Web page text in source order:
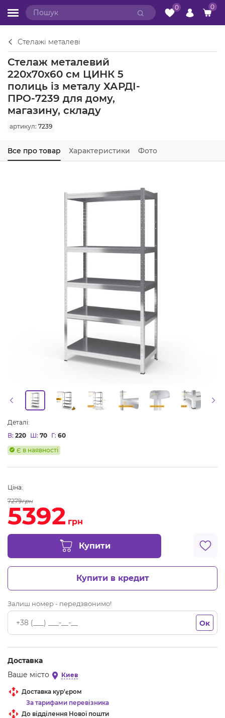
0 0
Стелажі металеві
Стелаж металевий
220х70х60 см ЦИНК 5
полиць із металу ХАРДІ-
ПРО-7239 для дому,
магазину, складу
артикул: 7239
Все про товар Характеристики Фото
Деталі:
В: 220 Ш: 70 Г: 60
Є в наявності
Ціна:
7279грн
5392 грн
Купити
Купити в кредит
Залиш номер - передзвонимо!
Ок
Доставка
Ваше місто
Киев
Доставка кур'єром
За тарифами перевізника
До відділення Нової пошти